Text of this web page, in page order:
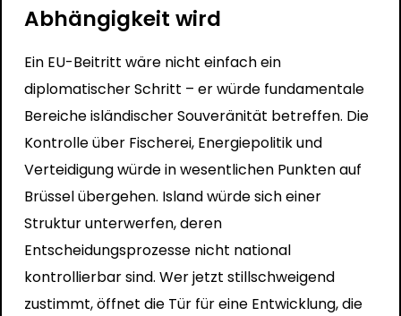
Abhängigkeit wird
Ein EU-Beitritt wäre nicht einfach ein
diplomatischer Schritt – er würde fundamentale
Bereiche isländischer Souveränität betreffen. Die
Kontrolle über Fischerei, Energiepolitik und
Verteidigung würde in wesentlichen Punkten auf
Brüssel übergehen. Island würde sich einer
Struktur unterwerfen, deren
Entscheidungsprozesse nicht national
kontrollierbar sind. Wer jetzt stillschweigend
zustimmt, öffnet die Tür für eine Entwicklung, die